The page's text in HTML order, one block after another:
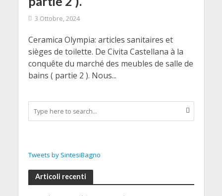
3 Ottobre, 2024
Ceramica Olympia: articles sanitaires et
sièges de toilette. De Civita Castellana à la
conquête du marché des meubles de salle de
bains ( partie 2 ). Nous...
Tweets by SintesiBagno
Articoli recenti